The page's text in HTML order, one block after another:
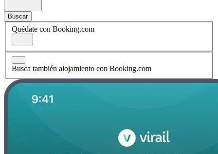
Buscar
Quédate con Booking.com
Busca también alojamiento con Booking.com